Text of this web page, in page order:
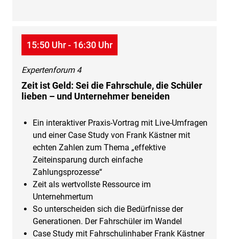
15:50 Uhr - 16:30 Uhr
Expertenforum 4
Zeit ist Geld: Sei die Fahrschule, die Schüler
lieben – und Unternehmer beneiden
Ein interaktiver Praxis-Vortrag mit Live-Umfragen
und einer Case Study von Frank Kästner mit
echten Zahlen zum Thema „effektive
Zeiteinsparung durch einfache
Zahlungsprozesse“
Zeit als wertvollste Ressource im
Unternehmertum
So unterscheiden sich die Bedürfnisse der
Generationen. Der Fahrschüler im Wandel
Case Study mit Fahrschulinhaber Frank Kästner